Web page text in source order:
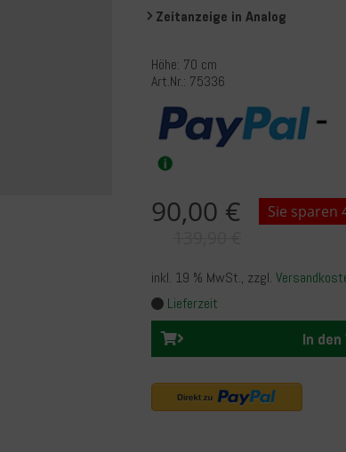
Zeitanzeige in Analog
Höhe: 70 cm
Art.Nr.: 75336
90,00 € Sie sparen
inkl. 19 % MwSt., zzgl.
Lieferzeit
In